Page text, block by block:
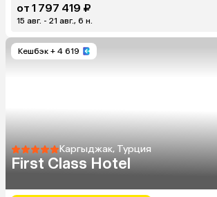
от 1 797 419 ₽
15 авг. - 21 авг., 6 н.
Кешбэк + 4 619
Каргыджак, Турция
First Class Hotel